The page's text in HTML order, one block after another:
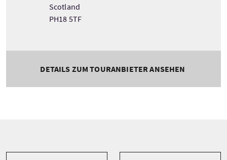
Scotland
PH18 5TF
DETAILS ZUM TOURANBIETER ANSEHEN